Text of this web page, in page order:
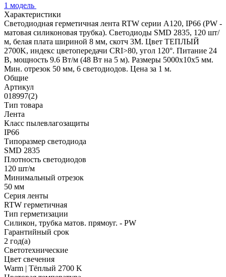
1 модель
Характеристики
Светодиодная герметичная лента RTW серии A120, IP66 (PW -
матовая силиконовая трубка). Светодиоды SMD 2835, 120 шт/
м, белая плата шириной 8 мм, скотч 3M. Цвет ТЕПЛЫЙ
2700K, индекс цветопередачи CRI>80, угол 120°. Питание 24
В, мощность 9.6 Вт/м (48 Вт на 5 м). Размеры 5000x10x5 мм.
Мин. отрезок 50 мм, 6 светодиодов. Цена за 1 м.
Общие
Артикул
018997(2)
Тип товара
Лента
Класс пылевлагозащиты
IP66
Типоразмер светодиода
SMD 2835
Плотность светодиодов
120 шт/м
Минимальный отрезок
50 мм
Серия ленты
RTW герметичная
Тип герметизации
Силикон, трубка матов. прямоуг. - PW
Гарантийный срок
2 год(а)
Светотехнические
Цвет свечения
Warm | Тёплый 2700 K